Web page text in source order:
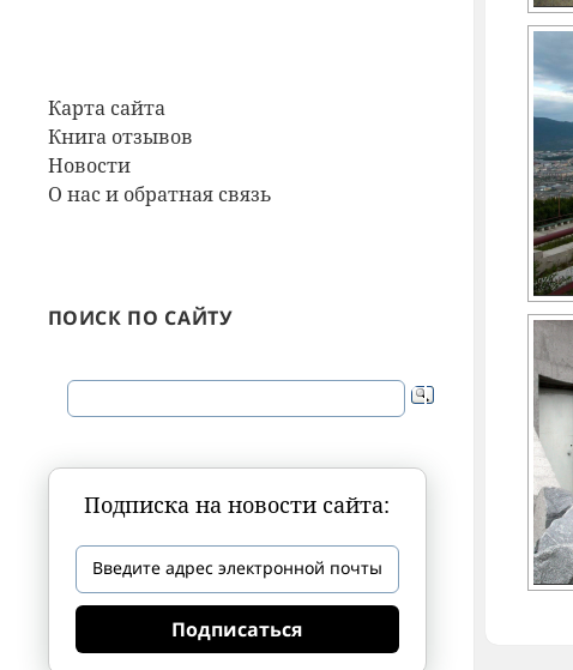
Карта сайта
Книга отзывов
Новости
О нас и обратная связь
ПОИСК ПО САЙТУ
Подписка на новости сайта:
Подписаться